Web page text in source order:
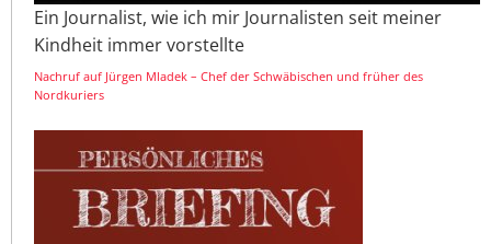
Ein Journalist, wie ich mir Journalisten seit meiner
Kindheit immer vorstellte
Nachruf auf Jürgen Mladek – Chef der Schwäbischen und früher des
Nordkuriers